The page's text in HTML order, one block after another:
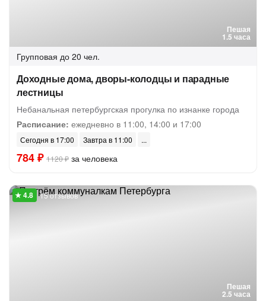
Пешая
1.5 часа
Групповая до 20 чел.
Доходные дома, дворы-колодцы и парадные
лестницы
Небанальная петербургская прогулка по изнанке города
Расписание: ежедневно в 11:00, 14:00 и 17:00
Сегодня в 17:00 Завтра в 11:00
784 ₽ 1120 ₽ за человека
Пешая
2.5 часа
15 отзывов